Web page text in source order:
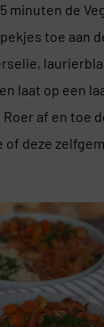
minuten de
toe aan
laat op een
af en toe
deze